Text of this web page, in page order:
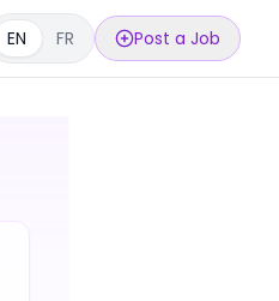
EN FR Post a Job